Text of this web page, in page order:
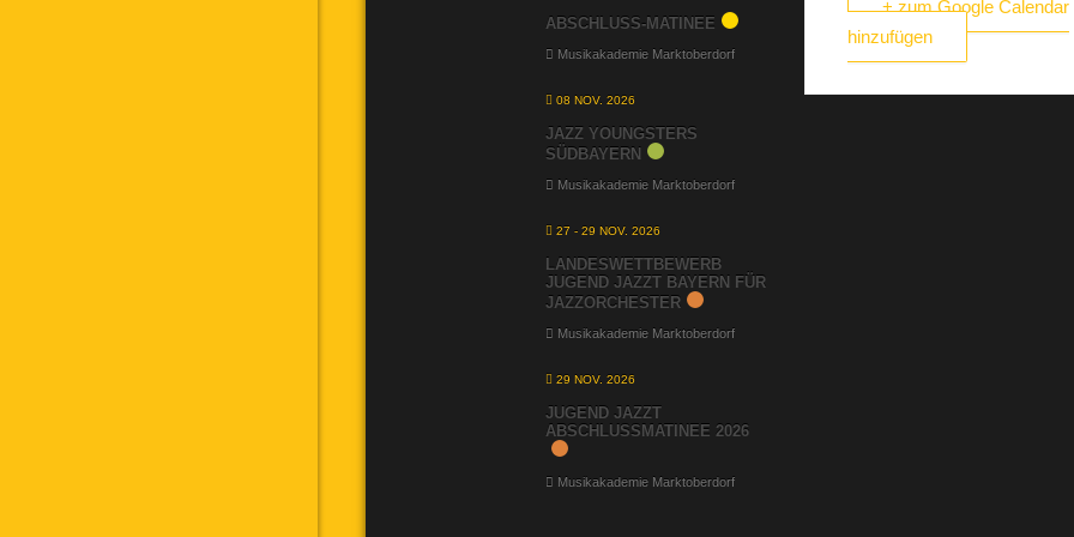
ABSCHLUSS-MATINEE
Musikakademie Marktoberdorf
08 NOV. 2026
JAZZ YOUNGSTERS
SÜDBAYERN
Musikakademie Marktoberdorf
27 - 29 NOV. 2026
LANDESWETTBEWERB
JUGEND JAZZT BAYERN FÜR
JAZZORCHESTER
Musikakademie Marktoberdorf
29 NOV. 2026
JUGEND JAZZT
ABSCHLUSSMATINEE 2026
Musikakademie Marktoberdorf
+ zum Google Calendar
hinzufügen